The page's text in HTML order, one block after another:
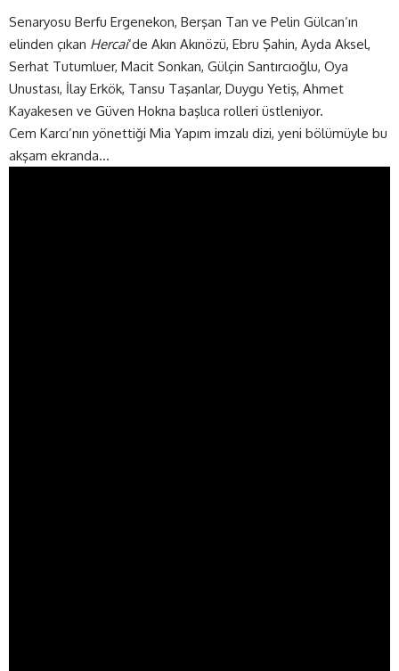
Senaryosu Berfu Ergenekon, Berşan Tan ve Pelin Gülcan’ın
elinden çıkan Hercai‘de Akın Akınözü, Ebru Şahin, Ayda Aksel,
Serhat Tutumluer, Macit Sonkan, Gülçin Santırcıoğlu, Oya
Unustası, İlay Erkök, Tansu Taşanlar, Duygu Yetiş, Ahmet
Kayakesen ve Güven Hokna başlıca rolleri üstleniyor.
Cem Karcı’nın yönettiği Mia Yapım imzalı dizi, yeni bölümüyle bu
akşam ekranda…